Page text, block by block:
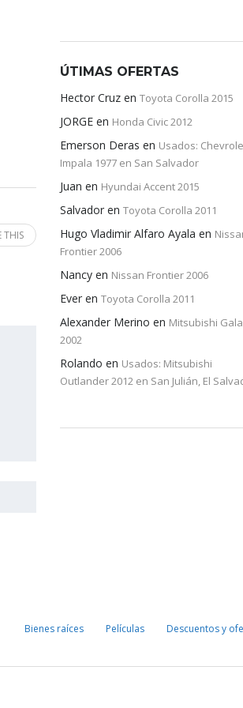
THIS
ÚTIMAS OFERTAS
Hector Cruz en Toyota Corolla 2015
JORGE en Honda Civic 2012
Emerson Deras en Usados:
Impala 1977 en San Salvador
Juan en Hyundai Accent 2015
Salvador en Toyota Corolla 2011
Hugo Vladimir Alfaro Ayala en
Frontier 2006
Nancy en Nissan Frontier 2006
Ever en Toyota Corolla 2011
Alexander Merino en Mitsubishi
2002
Rolando en Usados: Mitsubishi
Outlander 2012 en San Julián, El
Bienes raíces Películas Descuentos y